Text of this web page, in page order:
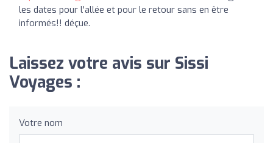
les dates pour l'allée et pour le retour sans en être
informés!! déçue.
Laissez votre avis sur Sissi
Voyages :
Votre nom